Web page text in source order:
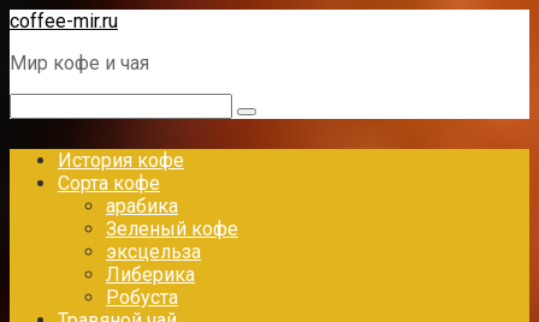
Перейти
контенту
coffee-mir.ru
Мир кофе и чая
История кофе
Сорта кофе
арабика
Зеленый кофе
эксцельза
Либерика
Робуста